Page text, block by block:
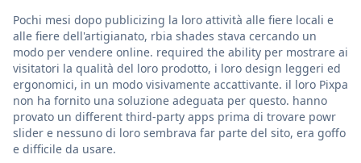
Pochi mesi dopo publicizing la loro attività alle fiere locali e
alle fiere dell'artigianato, rbia shades stava cercando un
modo per vendere online. required the ability per mostrare ai
visitatori la qualità del loro prodotto, i loro design leggeri ed
ergonomici, in un modo visivamente accattivante. il loro Pixpa
non ha fornito una soluzione adeguata per questo. hanno
provato un different third-party apps prima di trovare powr
slider e nessuno di loro sembrava far parte del sito, era goffo
e difficile da usare.